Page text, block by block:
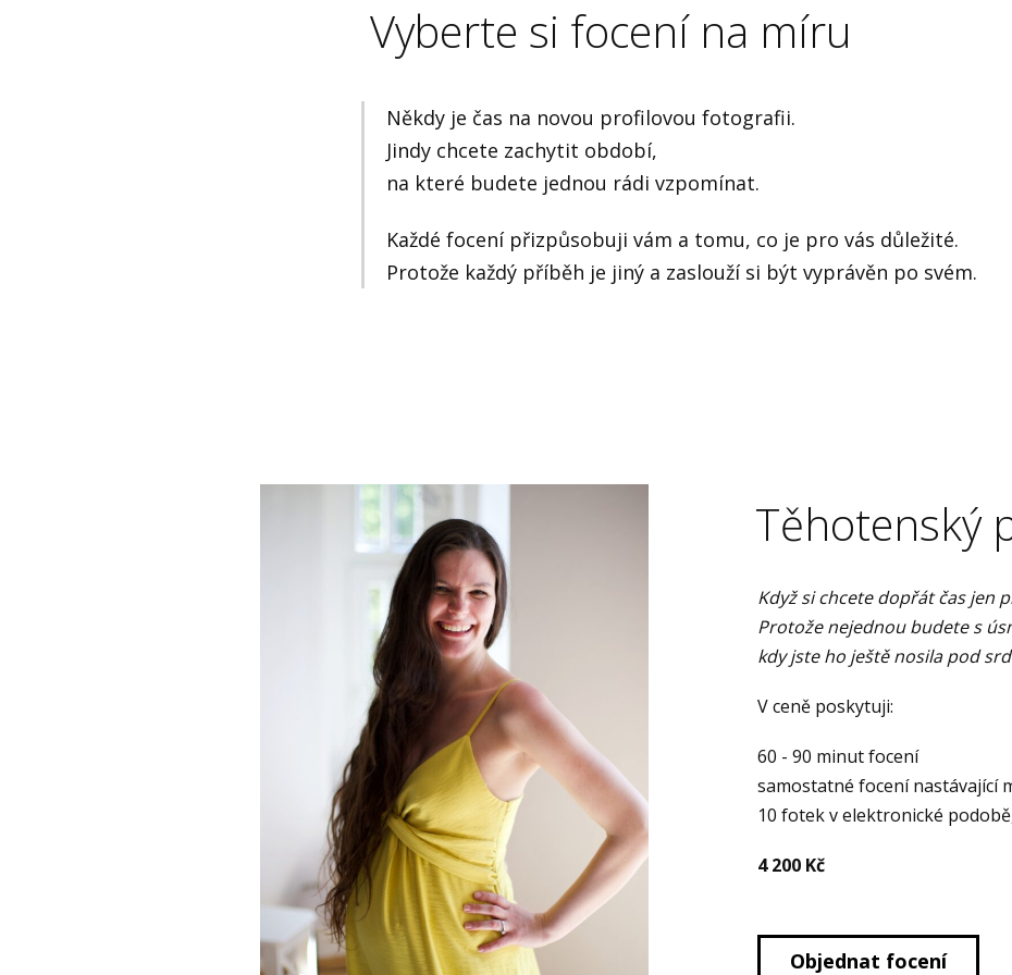
Vyberte si focení na míru
Někdy je čas na novou profilovou fotografii.
Jindy chcete zachytit období,
na které budete jednou rádi vzpomínat.
Každé focení přizpůsobuji vám a tomu, co je pro vás důležité.
Protože každý příběh je jiný a zaslouží si být vyprávěn po svém.
Těhotenský
Když si chcete dopřát čas jen
Protože nejednou budete s
kdy jste ho ještě nosila pod
V ceně poskytuji:
60 - 90 minut focení
samostatné focení nastávající
10 fotek v elektronické
4 200 Kč
Objednat focení